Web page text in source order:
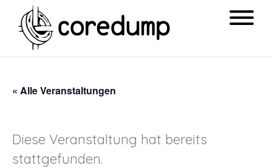
« Alle Veranstaltungen
Diese Veranstaltung hat bereits
stattgefunden.